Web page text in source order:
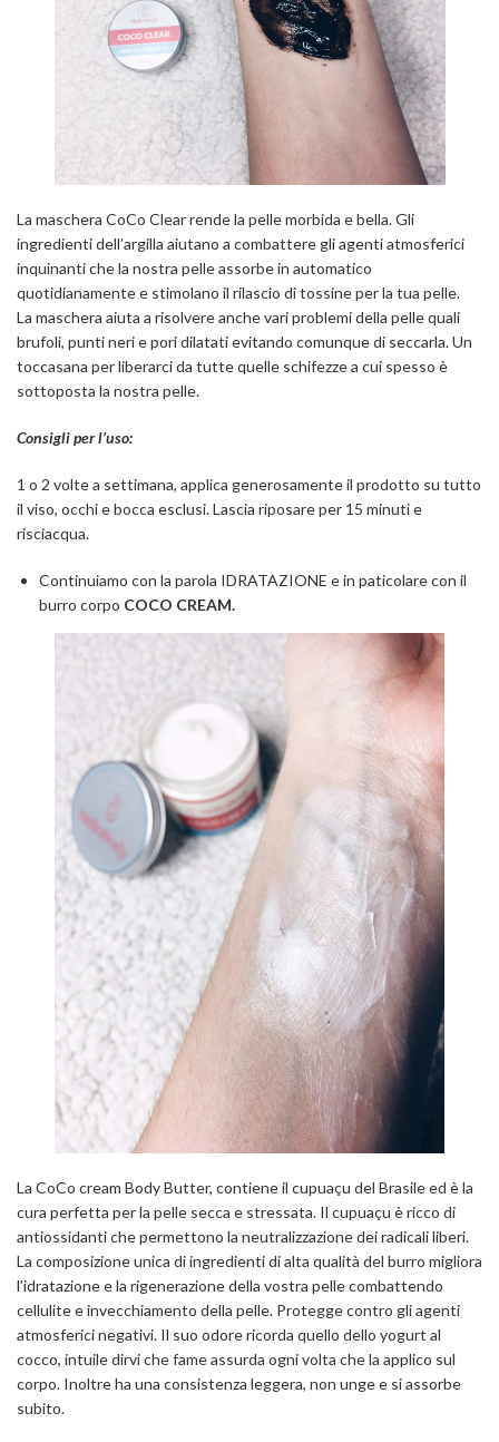
La maschera CoCo Clear rende la pelle morbida e bella. Gli
ingredienti dell’argilla aiutano a combattere gli agenti atmosferici
inquinanti che la nostra pelle assorbe in automatico
quotidianamente e stimolano il rilascio di tossine per la tua pelle.
La maschera aiuta a risolvere anche vari problemi della pelle quali
brufoli, punti neri e pori dilatati evitando comunque di seccarla. Un
toccasana per liberarci da tutte quelle schifezze a cui spesso è
sottoposta la nostra pelle.
Consigli per l’uso:
1 o 2 volte a settimana, applica generosamente il prodotto su tutto
il viso, occhi e bocca esclusi. Lascia riposare per 15 minuti e
risciacqua.
Continuiamo con la parola IDRATAZIONE e in paticolare con il
burro corpo COCO CREAM.
La CoCo cream Body Butter, contiene il cupuaçu del Brasile ed è la
cura perfetta per la pelle secca e stressata. Il cupuaçu è ricco di
antiossidanti che permettono la neutralizzazione dei radicali liberi.
La composizione unica di ingredienti di alta qualità del burro migliora
l’idratazione e la rigenerazione della vostra pelle combattendo
cellulite e invecchiamento della pelle. Protegge contro gli agenti
atmosferici negativi. Il suo odore ricorda quello dello yogurt al
cocco, intuile dirvi che fame assurda ogni volta che la applico sul
corpo. Inoltre ha una consistenza leggera, non unge e si assorbe
subito.